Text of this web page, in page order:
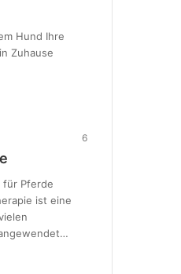
Hund Ihre
Zuhause
6
für Pferde
ist eine